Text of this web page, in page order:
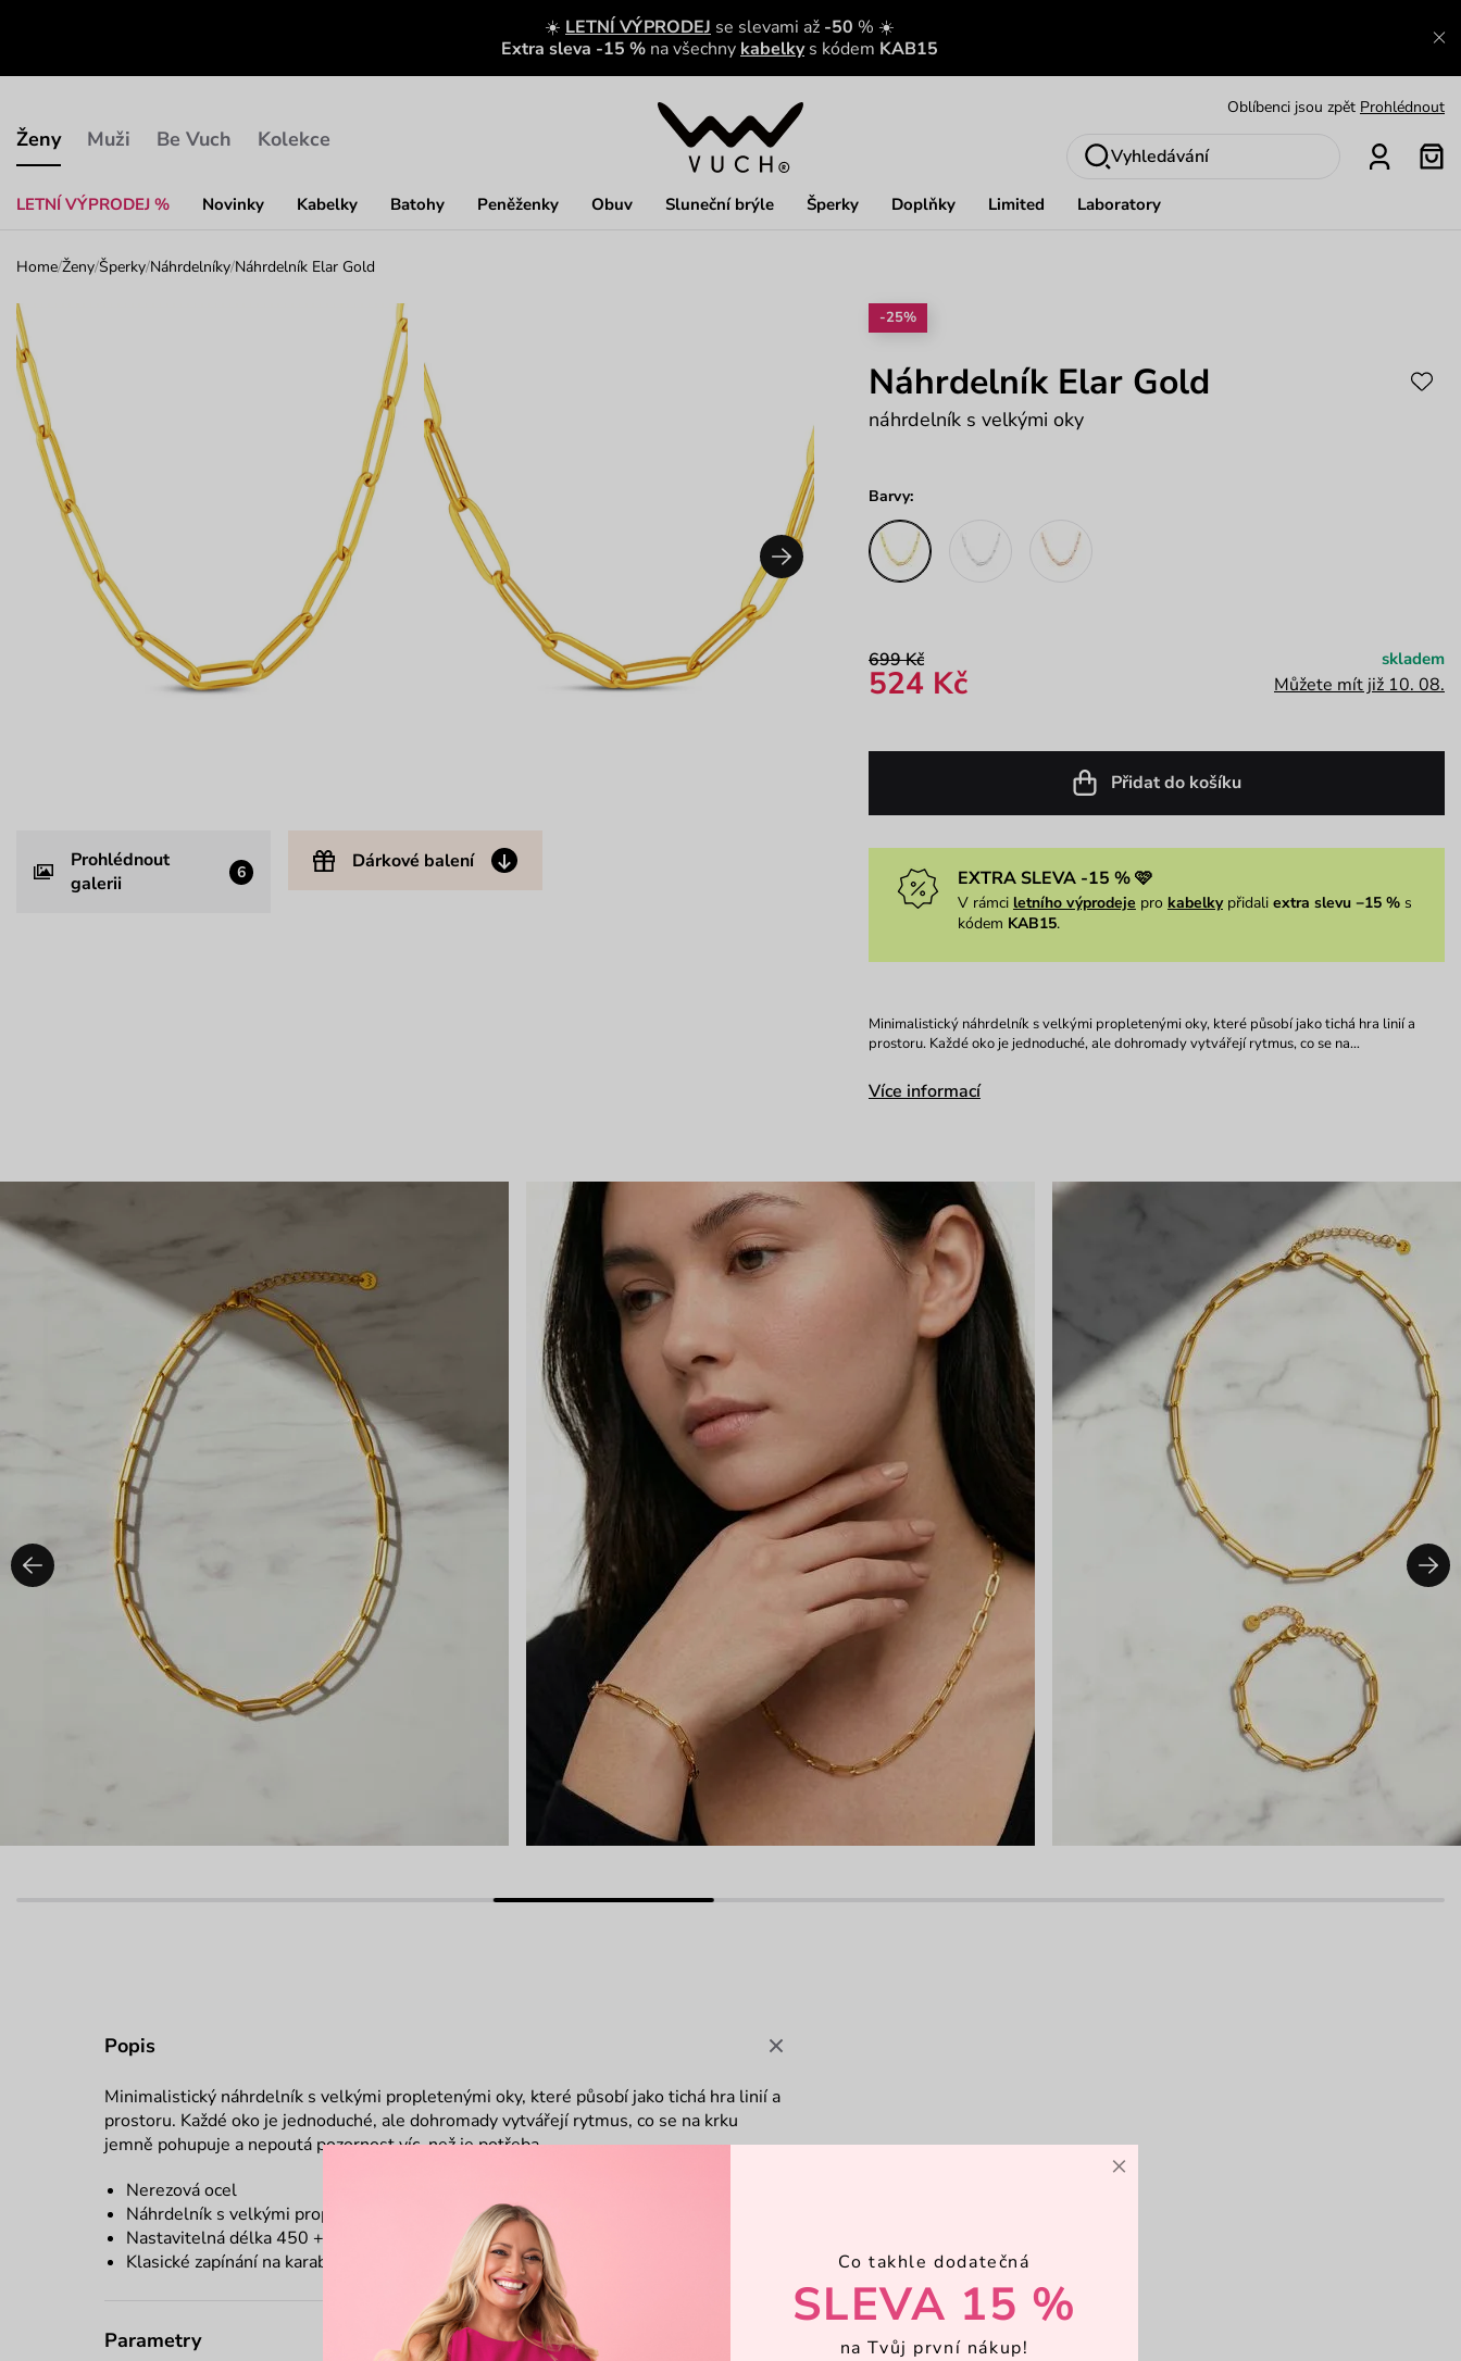
☀️ LETNÍ VÝPRODEJ se slevami až -50 % ☀️
Extra sleva -15 % na všechny kabelkys kódem KAB15
Ženy
LETNÍ VÝPRODEJ % Novinky Kabelky Batohy Peněženky Obuv Sluneční brýle Šperky Doplňky Limited Laboratory
Muži Be Vuch Kolekce
Oblíbenci jsou zpět Prohlédnout
Nech se inspirovat Ukázat
Vyhledávání
Home/Ženy/Šperky/Náhrdelníky/Náhrdelník Elar Gold
Prohlédnout
galerii
6 Dárkové balení
-25%
Náhrdelník Elar Gold
náhrdelník s velkými oky
Barvy:
699 Kč
524 Kč
skladem
Můžete mít již 10. 08.
Přidat do košíku
EXTRA SLEVA -15 % 🩷
V rámci letního výprodeje pro kabelkypřidali extra slevu −15 %s
kódem KAB15.
Minimalistický náhrdelník s velkými propletenými oky, které působí jako tichá hra linií a
prostoru. Každé oko je jednoduché, ale dohromady vytvářejí rytmus, co se na…
Více informací
Popis
Minimalistický náhrdelník s velkými propletenými oky, které působí jako tichá hra linií a
prostoru. Každé oko je jednoduché, ale dohromady vytvářejí rytmus, co se na krku
jemně pohupuje a nepoutá pozornost víc, než je potřeba.
Nerezová ocel
Náhrdelník s velkými propletenými oky
Nastavitelná délka 450 + 50 mm
Klasické zapínání na karabinu
Parametry
×
Co takhle dodatečná
SLEVA 15 %
na Tvůj první nákup!